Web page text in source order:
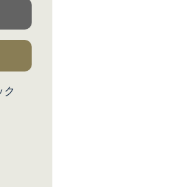
ク